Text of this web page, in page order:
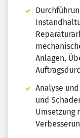
Anlagen,
Analyse
und
Umsetzung